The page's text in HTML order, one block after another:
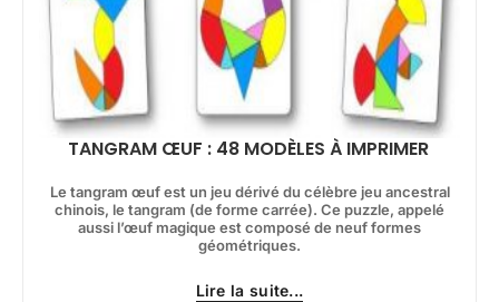
TANGRAM ŒUF : 48 MODÈLES À IMPRIMER
Le tangram œuf est un jeu dérivé du célèbre jeu ancestral
chinois, le tangram (de forme carrée). Ce puzzle, appelé
aussi l’œuf magique est composé de neuf formes
géométriques.
Lire la suite...